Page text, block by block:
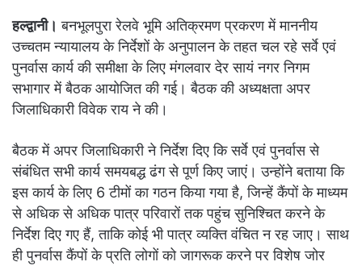
हल्द्वानी। बनभूलपुरा रेलवे भूमि अतिक्रमण प्रकरण में माननीय
उच्चतम न्यायालय के निर्देशों के अनुपालन के तहत चल रहे सर्वे एवं
पुनर्वास कार्य की समीक्षा के लिए मंगलवार देर सायं नगर निगम
सभागार में बैठक आयोजित की गई। बैठक की अध्यक्षता अपर
जिलाधिकारी विवेक राय ने की।
बैठक में अपर जिलाधिकारी ने निर्देश दिए कि सर्वे एवं पुनर्वास से
संबंधित सभी कार्य समयबद्ध ढंग से पूर्ण किए जाएं। उन्होंने बताया कि
इस कार्य के लिए 6 टीमों का गठन किया गया है, जिन्हें कैंपों के माध्यम
से अधिक से अधिक पात्र परिवारों तक पहुंच सुनिश्चित करने के
निर्देश दिए गए हैं, ताकि कोई भी पात्र व्यक्ति वंचित न रह जाए। साथ
ही पुनर्वास कैंपों के प्रति लोगों को जागरूक करने पर विशेष जोर